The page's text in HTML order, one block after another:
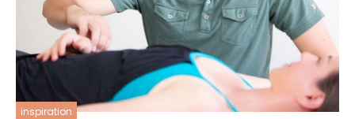
inspiration